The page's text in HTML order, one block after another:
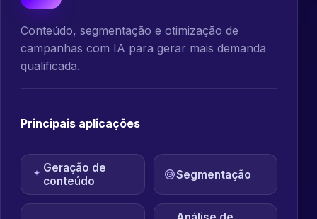
Conteúdo, segmentação e otimização de
campanhas com IA para gerar mais demanda
qualificada.
Principais aplicações
Geração de
conteúdo
Segmentação